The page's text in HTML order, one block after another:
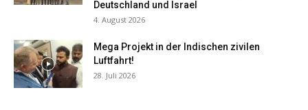
Deutschland und Israel
4. August 2026
Mega Projekt in der Indischen zivilen
Luftfahrt!
28. Juli 2026